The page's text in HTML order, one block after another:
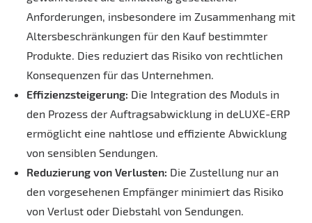
Anforderungen, insbesondere im Zusammenhang mit
Altersbeschränkungen für den Kauf bestimmter
Produkte. Dies reduziert das Risiko von rechtlichen
Konsequenzen für das Unternehmen.
Effizienzsteigerung: Die Integration des Moduls in
den Prozess der Auftragsabwicklung in deLUXE-ERP
ermöglicht eine nahtlose und effiziente Abwicklung
von sensiblen Sendungen.
Reduzierung von Verlusten: Die Zustellung nur an
den vorgesehenen Empfänger minimiert das Risiko
von Verlust oder Diebstahl von Sendungen.